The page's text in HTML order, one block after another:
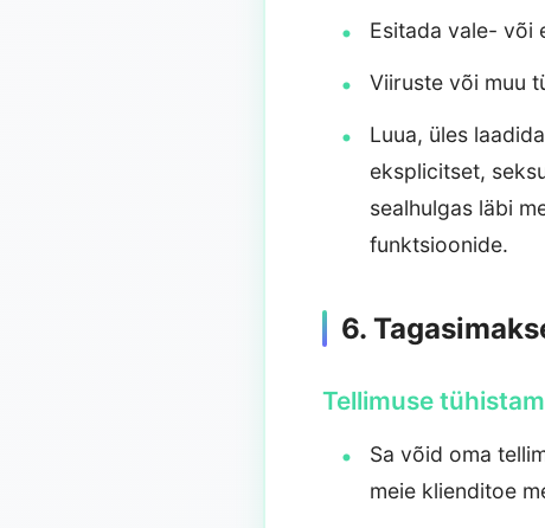
Esitada vale- või
Viiruste või muu
Luua, üles
eksplicitset,
sealhulgas läbi
funktsioonide.
6.
Tellimuse
Sa võid oma
meie klienditoe